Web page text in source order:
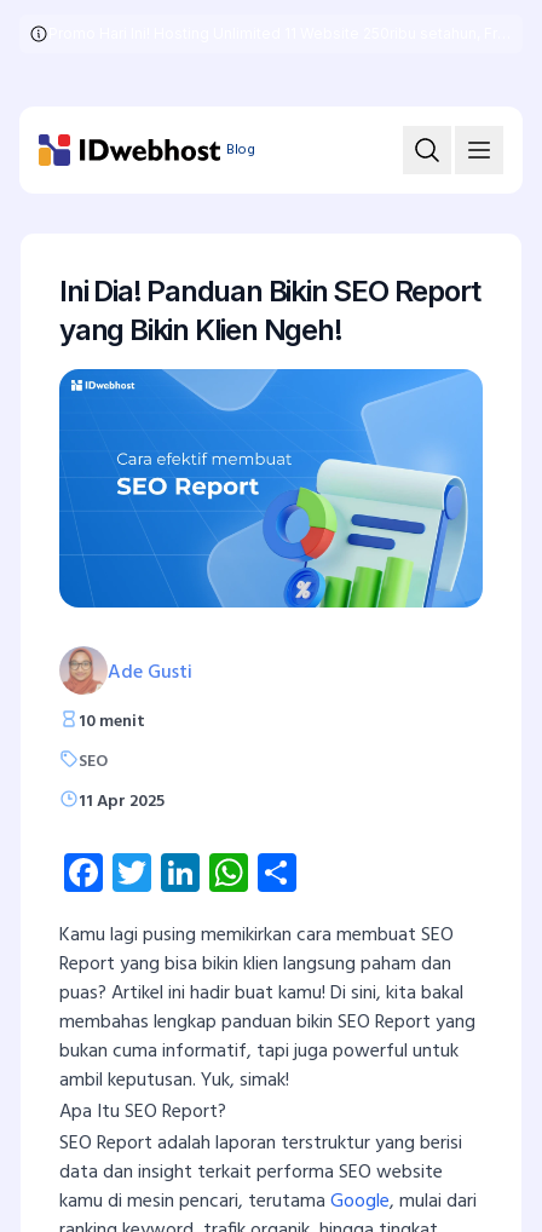
Blog
Ini Dia! Panduan Bikin SEO Report
yang Bikin Klien Ngeh!
Ade Gusti
10 menit
SEO
11 Apr 2025
Facebook
Twitter
LinkedInWhatsApp
Kamu lagi pusing memikirkan cara membuat SEO
Report yang bisa bikin klien langsung paham dan
puas? Artikel ini hadir buat kamu! Di sini, kita bakal
membahas lengkap panduan bikin SEO Report yang
bukan cuma informatif, tapi juga powerful untuk
ambil keputusan. Yuk, simak!
Apa Itu SEO Report?
SEO Report adalah laporan terstruktur yang berisi
data dan insight terkait performa SEO website
kamu di mesin pencari, terutamaGoogle, mulai dari